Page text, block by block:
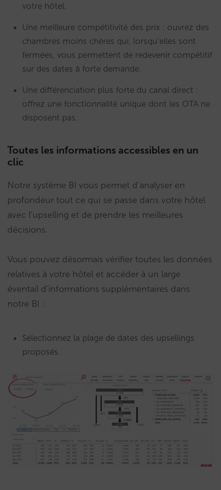
votre hôtel.
Une meilleure compétitivité des prix : ouvrez des
chambres moins chères qui, lorsqu‘elles sont
fermées, vous permettent de redevenir compétitif
sur des dates à forte demande.
Une différenciation plus forte du canal direct :
offrez une fonctionnalité unique dont les OTA ne
disposent pas.
Toutes les informations accessibles en un
clic
Notre système BI vous permet d’analyser en
profondeur tout ce qui se passe dans votre hôtel
avec l’upselling et de prendre les meilleures
décisions.
Vous pouvez désormais vérifier toutes les données
relatives à votre hôtel et accéder à un large
éventail d’informations supplémentaires dans
notre BI :
Sélectionnez la plage de dates des upsellings
proposés.